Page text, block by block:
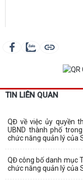
TIN LIÊN QUAN
QĐ về việc ủy quyền
UBND thành phố
chức năng quản lý của
QĐ công bố danh mục
chức năng quản lý của